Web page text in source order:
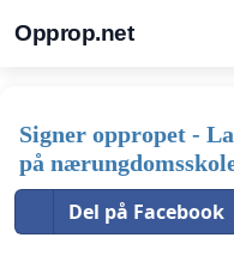
Opprop.net
Signer oppropet -
på
Del på Facebook